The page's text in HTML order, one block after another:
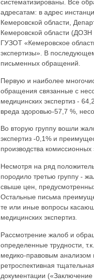
систематизированы. Все
адресатам: в адрес
Кемеровской области,
Кемеровской области
ГУЗОТ «Кемеровское
экспертизы». В
письменных обращений.
Первую и наиболее
обращения связанные с
медицинских экспертиз -
вреда здоровью-57,7 %,
Во вторую группу вошли
экспертиз -0,1% и
производства комиссионных
Несмотря на ряд
породило третью группу -
свыше цен,
Остальные письма
те или иные вопросы
медицинских экспертиз.
Рассмотрение жалоб и
определенные трудности,
медико-правовым анализом
ретроспективная
документации